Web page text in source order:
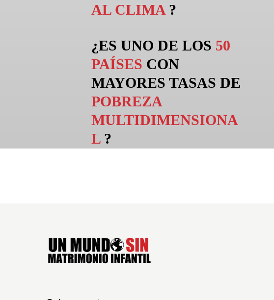
AL CLIMA ?
¿ES UNO DE LOS 50
PAÍSES CON
MAYORES TASAS DE
POBREZA
MULTIDIMENSIONA
L ?